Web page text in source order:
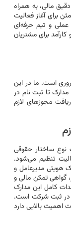
مالی، به همراه
۲۴، راهکاری مطمئن برای آغاز فعالیت
و تیم حرفه‌ای
برای مشتریان
است. ما در این
تا ثبت نام در
مجوزهای لازم
نوع ساختار حقوقی
تنظیم می‌شود.
هویتی مدیرعامل و
گواهی تمکن مالی و
کامل این مدارک
در ثبت شرکت است.
بالایی دارد